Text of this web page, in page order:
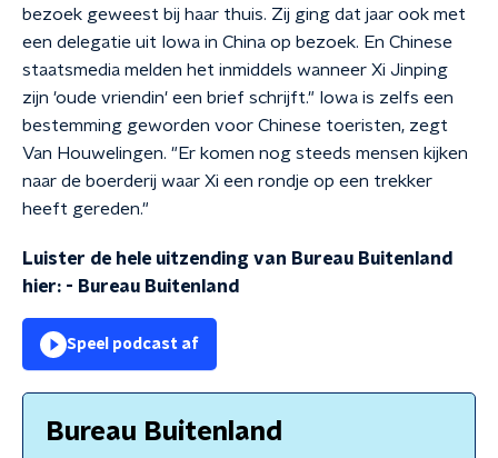
bezoek geweest bij haar thuis. Zij ging dat jaar ook met
een delegatie uit Iowa in China op bezoek. En Chinese
staatsmedia melden het inmiddels wanneer Xi Jinping
zijn 'oude vriendin' een brief schrijft." Iowa is zelfs een
bestemming geworden voor Chinese toeristen, zegt
Van Houwelingen. "Er komen nog steeds mensen kijken
naar de boerderij waar Xi een rondje op een trekker
heeft gereden."
Luister de hele uitzending van Bureau Buitenland
hier: - Bureau Buitenland
Speel podcast af
Bureau Buitenland